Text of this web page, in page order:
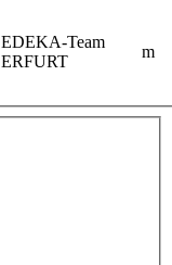
EDEKA-Team
ERFURT
m